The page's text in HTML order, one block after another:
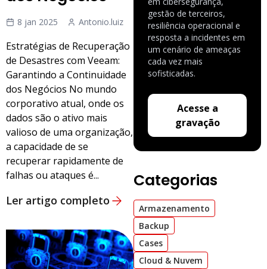
8 jan 2025 Antonio.luiz
Estratégias de Recuperação
de Desastres com Veeam:
Garantindo a Continuidade
dos Negócios No mundo
corporativo atual, onde os
dados são o ativo mais
valioso de uma organização,
a capacidade de se
recuperar rapidamente de
falhas ou ataques é...
Ler artigo completo
gestão de terceiros,
resiliência operacional e
resposta a incidentes em
um cenário de ameaças
cada vez mais
sofisticadas.
Acesse a
gravação
Categorias
Armazenamento
Backup
Cases
Cloud & Nuvem